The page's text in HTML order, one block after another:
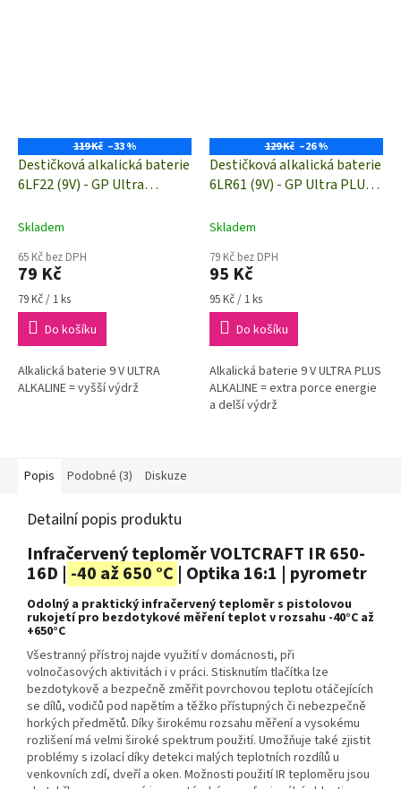
119 Kč –33 %
Destičková alkalická baterie
6LF22 (9V) - GP Ultra
Skladem
65 Kč bez DPH
79 Kč
Měrná
cena:
79 Kč / 1 ks
Do košíku
Alkalická baterie 9 V ULTRA
ALKALINE = vyšší výdrž
129 Kč –26 %
Destičková alkalická baterie
6LR61 (9V) - GP Ultra PLUS
Skladem
79 Kč bez DPH
95 Kč
Měrná
cena:
95 Kč / 1 ks
Do košíku
Alkalická baterie 9 V ULTRA PLUS
ALKALINE = extra porce energie
a delší výdrž
Popis Podobné (3) Diskuze
Detailní popis produktu
Infračervený teploměr VOLTCRAFT IR 650-
16D | -40 až 650 °C | Optika 16:1 | pyrometr
Odolný a praktický infračervený teploměr s pistolovou
rukojetí pro bezdotykové měření teplot v rozsahu -40°C až
+650°C
Všestranný přístroj najde využití v domácnosti, při
volnočasových aktivitách i v práci. Stisknutím tlačítka lze
bezdotykově a bezpečně změřit povrchovou teplotu otáčejících
se dílů, vodičů pod napětím a těžko přístupných či nebezpečně
horkých předmětů. Díky širokému rozsahu měření a vysokému
rozlišení má velmi široké spektrum použití. Umožňuje také zjistit
problémy s izolací díky detekci malých teplotních rozdílů u
venkovních zdí, dveří a oken. Možnosti použití IR teploměru jsou